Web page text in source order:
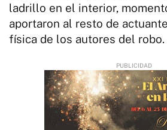
ladrillo en el interior,
aportaron al resto de
física de los autores del robo.